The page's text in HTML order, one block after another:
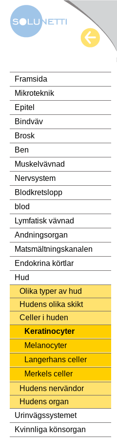
Framsida
Mikroteknik
Epitel
Bindväv
Brosk
Ben
Muskelvävnad
Nervsystem
Blodkretslopp
blod
Lymfatisk vävnad
Andningsorgan
Matsmältningskanalen
Endokrina körtlar
Hud
Olika typer av hud
Hudens olika skikt
Celler i huden
Keratinocyter
Melanocyter
Langerhans celler
Merkels celler
Hudens nervändor
Hudens organ
Urinvägssystemet
Kvinnliga könsorgan